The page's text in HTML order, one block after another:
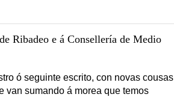
Ribadeo e á Consellería de Medio
ó seguinte escrito, con novas cousas
van sumando á morea que temos